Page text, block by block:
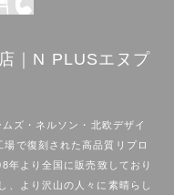
｜N PLUSエヌプ
ズ・ネルソン・北欧デザイ
で復刻された高品質リプロ
年より全国に販売致しており
、より沢山の人々に素晴らし